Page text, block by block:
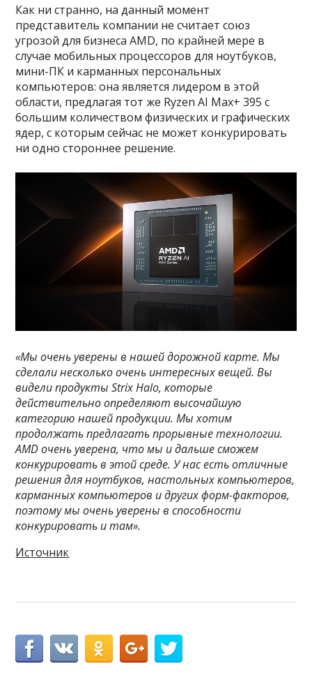
Как ни странно, на данный момент
представитель компании не считает союз
угрозой для бизнеса AMD, по крайней мере в
случае мобильных процессоров для ноутбуков,
мини-ПК и карманных персональных
компьютеров: она является лидером в этой
области, предлагая тот же Ryzen AI Max+ 395 с
большим количеством физических и графических
ядер, с которым сейчас не может конкурировать
ни одно стороннее решение.
«Мы очень уверены в нашей дорожной карте. Мы
сделали несколько очень интересных вещей. Вы
видели продукты Strix Halo, которые
действительно определяют высочайшую
категорию нашей продукции. Мы хотим
продолжать предлагать прорывные технологии.
AMD очень уверена, что мы и дальше сможем
конкурировать в этой среде. У нас есть отличные
решения для ноутбуков, настольных компьютеров,
карманных компьютеров и других форм-факторов,
поэтому мы очень уверены в способности
конкурировать и там».
Источник